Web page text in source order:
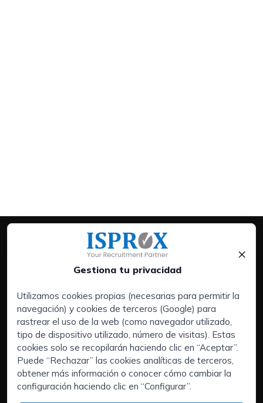
Gestiona tu privacidad
×
Utilizamos cookies propias (necesarias para permitir la
navegación) y cookies de terceros (Google) para
rastrear el uso de la web (como navegador utilizado,
tipo de dispositivo utilizado, número de visitas). Estas
cookies solo se recopilarán haciendo clic en “Aceptar”.
Puede “Rechazar” las cookies analíticas de terceros,
obtener más información o conocer cómo cambiar la
configuración haciendo clic en “Configurar”.
Servicios:
Empresas
Executive Search | Selección de Directivos
Outsourcing de RRHH
Áreas de interés:
Candidatos